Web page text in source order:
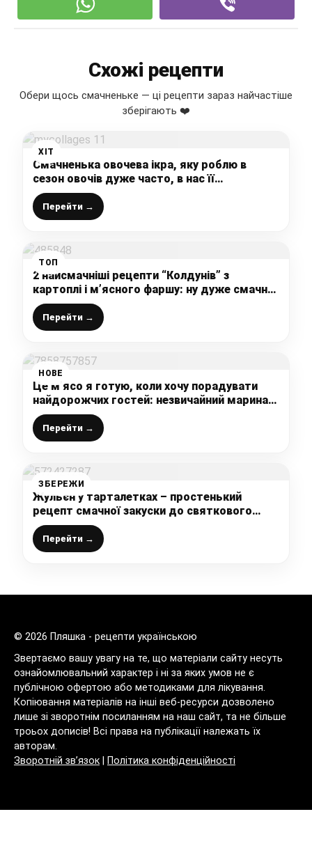
Схожі рецепти
Обери щось смачненьке — ці рецепти зараз найчастіше
зберігають ❤️
ХІТ
Смачненька овочева ікра, яку роблю в
сезон овочів дуже часто, в нас її
полюбляють намазувати на хлібчик –
смакота
Перейти →
ТОП
2 найсмачніші рецепти “Колдунів” з
картоплі і м’ясного фаршу: ну дуже смачно
виходить і ситно
Перейти →
НОВЕ
Це м’ясо я готую, коли хочу порадувати
найдорожчих гостей: незвичайний маринад
і оригінальна начинка – неймовірно смачний
рулет до святкового столу
Перейти →
ЗБЕРЕЖИ
Жульєн у тарталетках – простенький
рецепт смачної закуски до святкового
столу
Перейти →
© 2026 Пляшка - рецепти українською
Звертаємо вашу увагу на те, що матеріали сайту несуть
ознайомлювальний характер і ні за яких умов не є
публічною офертою або методиками для лікування.
Копіювання матеріалів на інші веб-ресурси дозволено
лише зі зворотнім посиланням на наш сайт, та не більше
троьох дописів! Всі права на публікації належать їх
авторам.
Зворотній зв’язок
Політика конфіденційності